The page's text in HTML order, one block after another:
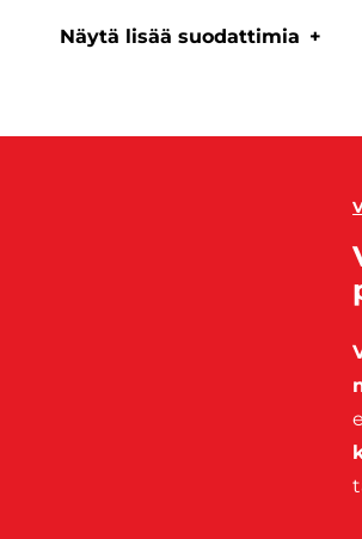
Näytä lisää suodattimia